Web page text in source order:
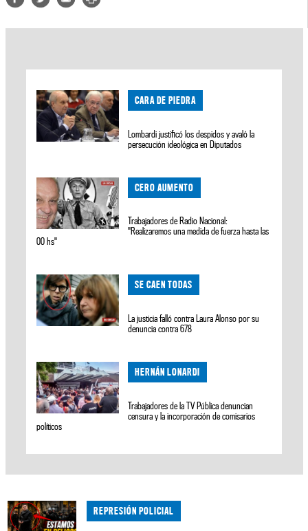
CARA DE PIEDRA
Lombardi justificó los despidos y avaló la
persecución ideológica en Diputados
CERO AUMENTO
Trabajadores de Radio Nacional:
"Realizaremos una medida de fuerza hasta las
00 hs"
SE CAEN TODAS
La justicia falló contra Laura Alonso por su
denuncia contra 678
HERNÁN LONARDI
Trabajadores de la TV Pública denuncian
censura y la incorporación de comisarios
políticos
REPRESIÓN POLICIAL